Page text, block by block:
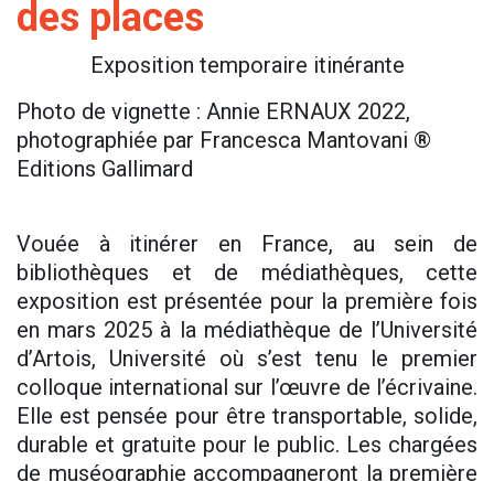
des places
Exposition temporaire itinérante
Photo de vignette : Annie ERNAUX 2022,
photographiée par Francesca Mantovani ®
Editions Gallimard
Vouée à itinérer en France, au sein de
bibliothèques et de médiathèques, cette
exposition est présentée pour la première fois
en mars 2025 à la médiathèque de l’Université
d’Artois, Université où s’est tenu le premier
colloque international sur l’œuvre de l’écrivaine.
Elle est pensée pour être transportable, solide,
durable et gratuite pour le public. Les chargées
de muséographie accompagneront la première